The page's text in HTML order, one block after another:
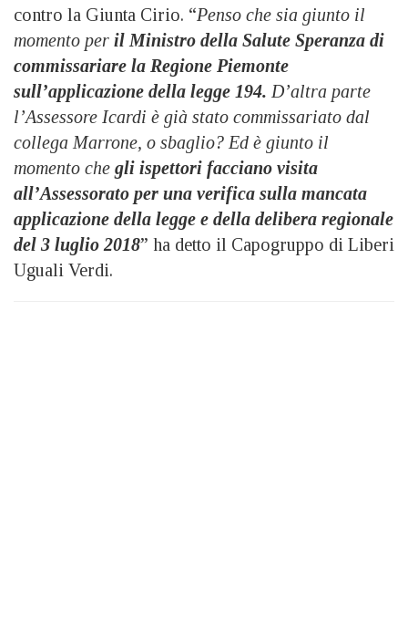
contro la Giunta Cirio. “Penso che sia giunto il
momento per il Ministro della Salute Speranza di
commissariare la Regione Piemonte
sull’applicazione della legge 194. D’altra parte
l’Assessore Icardi è già stato commissariato dal
collega Marrone, o sbaglio? Ed è giunto il
momento che gli ispettori facciano visita
all’Assessorato per una verifica sulla mancata
applicazione della legge e della delibera regionale
del 3 luglio 2018” ha detto il Capogruppo di Liberi
Uguali Verdi.